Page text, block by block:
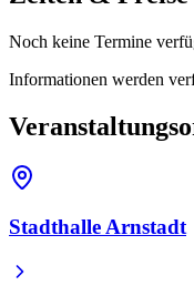
Noch keine Termine
Informationen werden
Stadthalle Arnstadt